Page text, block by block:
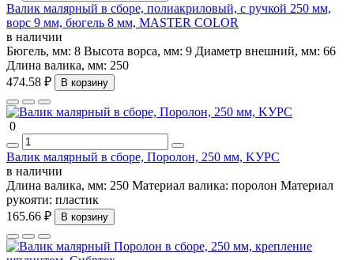
Валик малярный в сборе, полиакриловый, с ручкой 250 мм,
ворс 9 мм, бюгель 8 мм, MASTER COLOR
в наличии
Бюгель, мм: 8 Высота ворса, мм: 9 Диаметр внешний, мм: 66
Длина валика, мм: 250
474.58 ₽
В корзину
0
Валик малярный в сборе, Поролон, 250 мм, KУРС
в наличии
Длина валика, мм: 250 Материал валика: поролон Материал
рукояти: пластик
165.66 ₽
В корзину